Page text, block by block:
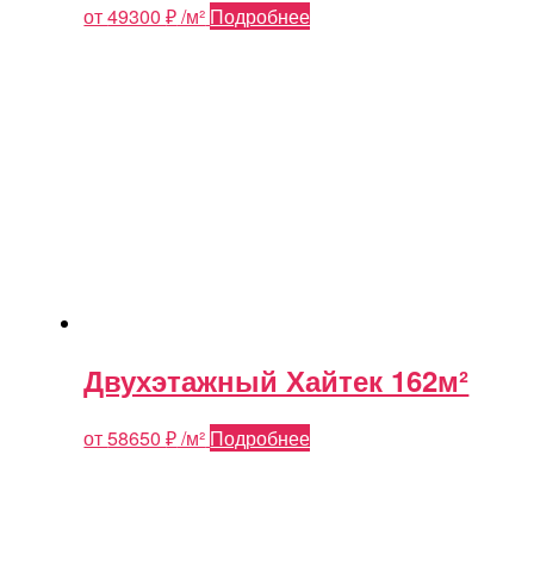
от49300₽/м² Подробнее
Двухэтажный Хайтек 162м²
от58650₽/м² Подробнее